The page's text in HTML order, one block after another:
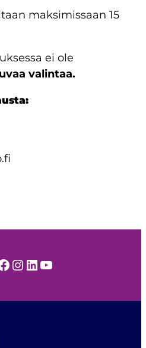
maksimissaan 15
ei ole
valintaa.
Instagram
LinkedIn
YouTube